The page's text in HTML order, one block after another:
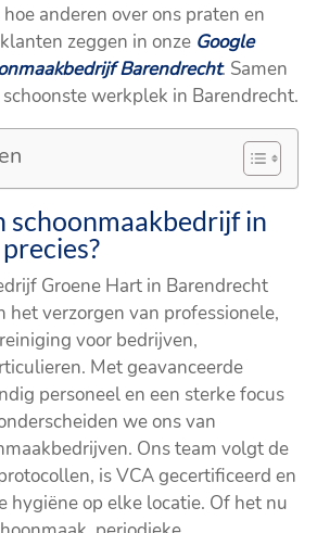
anderen over ons praten en
zeggen in onze Google
Barendrecht. Samen
werkplek in Barendrecht.
schoonmaakbedrijf in
Groene Hart in Barendrecht
het verzorgen van professionele,
voor bedrijven,
Met geavanceerde
personeel en een sterke focus
we ons van
Ons team volgt de
is VCA gecertificeerd en
hygiëne op elke locatie. Of het nu